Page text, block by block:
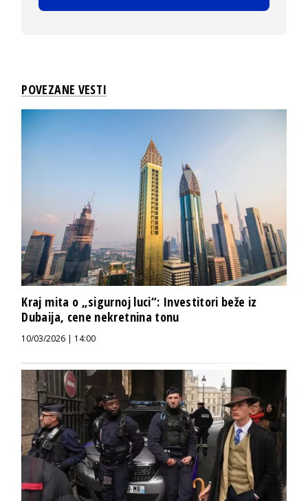
POVEZANE VESTI
Kraj mita o „sigurnoj luci“: Investitori beže iz
Dubaija, cene nekretnina tonu
10/03/2026 | 14:00